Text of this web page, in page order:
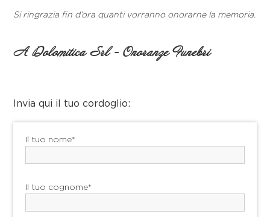
Si ringrazia fin d’ora quanti vorranno onorarne la memoria.
A Dolomitica Srl - Onoranze Funebri
Invia qui il tuo cordoglio:
Il tuo nome*
Il tuo cognome*